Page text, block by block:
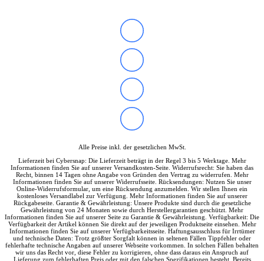
Alle Preise inkl. der gesetzlichen MwSt.
Lieferzeit bei Cybersnap: Die Lieferzeit beträgt in der Regel 3 bis 5 Werktage. Mehr
Informationen finden Sie auf unserer Versandkosten-Seite. Widerrufsrecht: Sie haben das
Recht, binnen 14 Tagen ohne Angabe von Gründen den Vertrag zu widerrufen. Mehr
Informationen finden Sie auf unserer Widerrufsseite. Rücksendungen: Nutzen Sie unser
Online-Widerrufsformular, um eine Rücksendung anzumelden. Wir stellen Ihnen ein
kostenloses Versandlabel zur Verfügung. Mehr Informationen finden Sie auf unserer
Rückgabeseite. Garantie & Gewährleistung: Unsere Produkte sind durch die gesetzliche
Gewährleistung von 24 Monaten sowie durch Herstellergarantien geschützt. Mehr
Informationen finden Sie auf unserer Seite zu Garantie & Gewährleistung. Verfügbarkeit: Die
Verfügbarkeit der Artikel können Sie direkt auf der jeweiligen Produktseite einsehen. Mehr
Informationen finden Sie auf unserer Verfügbarkeitsseite. Haftungsausschluss für Irrtümer
und technische Daten: Trotz größter Sorgfalt können in seltenen Fällen Tippfehler oder
fehlerhafte technische Angaben auf unserer Webseite vorkommen. In solchen Fällen behalten
wir uns das Recht vor, diese Fehler zu korrigieren, ohne dass daraus ein Anspruch auf
Lieferung zum fehlerhaften Preis oder mit den falschen Spezifikationen besteht. Bereits